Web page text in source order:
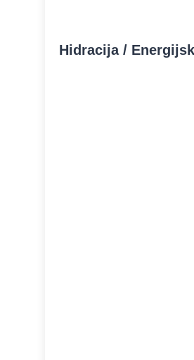
Hidracija /